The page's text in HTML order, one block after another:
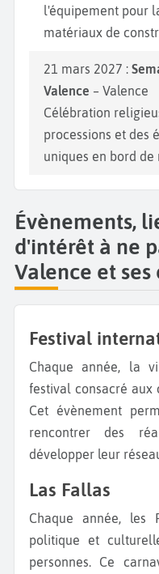
l'équipement pour
matériaux de
21 mars 2027 :
Valence – Valence
Célébration
processions et des
uniques en bord de
Évènements,
d'intérêt à ne
Valence et ses
Festival
Chaque année, la ville de Valence accueille ce
festival consacré aux
Cet évènement
rencontrer des
développer leur
Las Fallas
Chaque année, les Fallas, instruments de satire
politique et
personnes. Ce